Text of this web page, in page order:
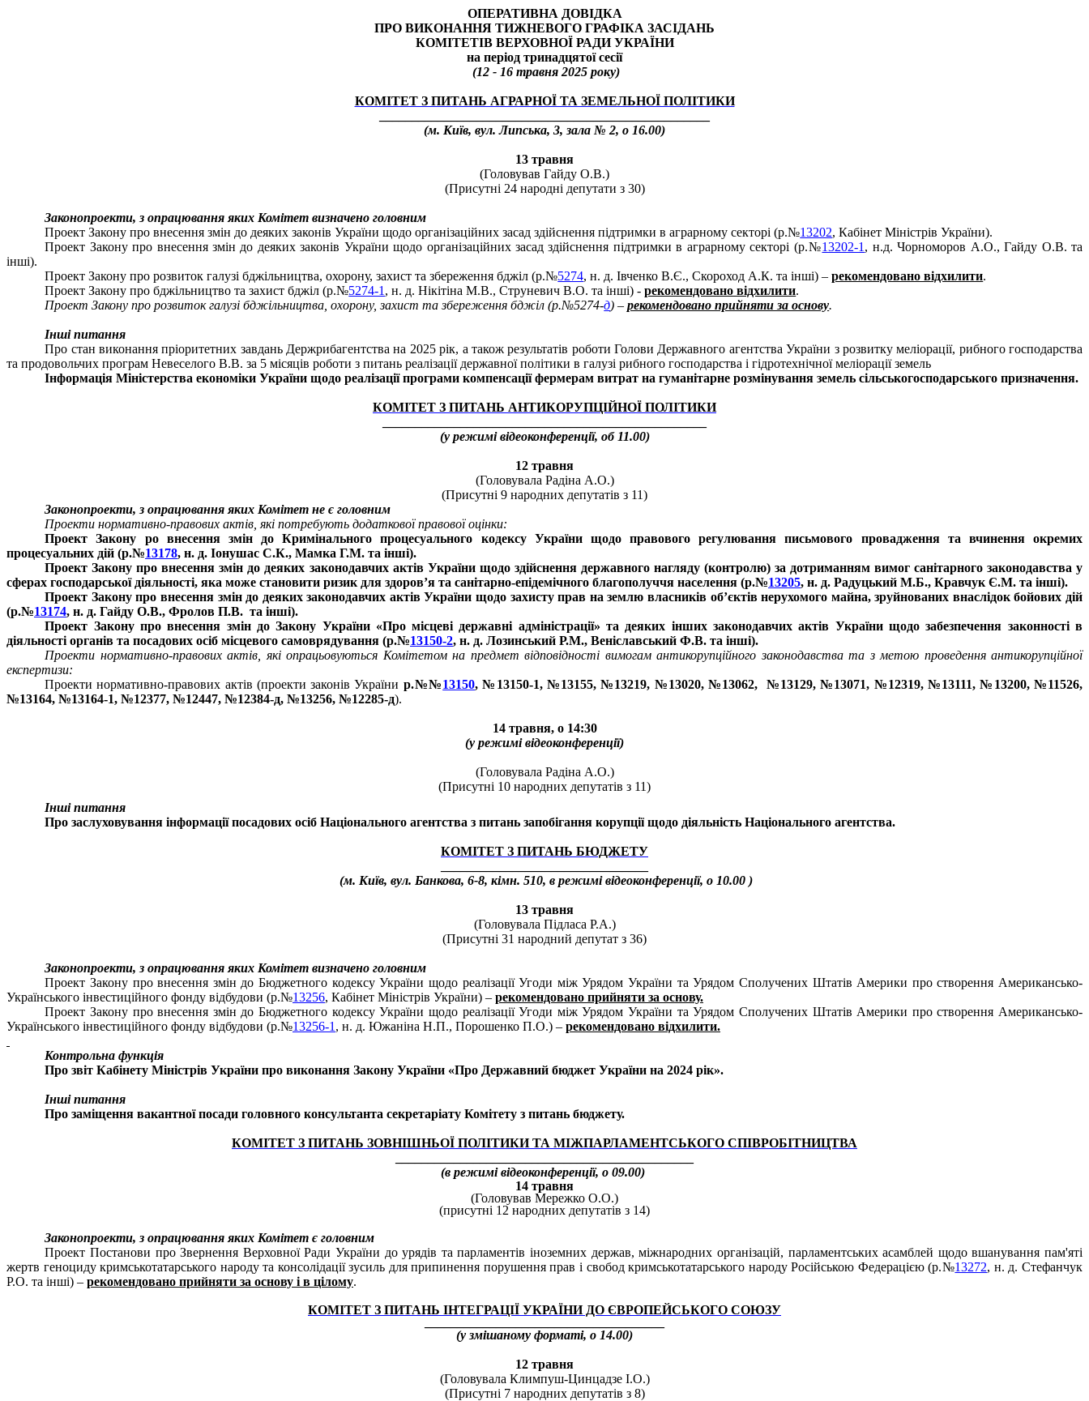
ОПЕРАТИВНА ДОВІДКА
ПРО ВИКОНАННЯ ТИЖНЕВОГО ГРАФІКА ЗАСІДАНЬ
КОМІТЕТІВ ВЕРХОВНОЇ РАДИ УКРАЇНИ
на період тринадцятої сесії
(12 - 16 травня 2025 року)
КОМІТЕТ З ПИТАНЬ АГРАРНОЇ ТА ЗЕМЕЛЬНОЇ ПОЛІТИКИ
(м. Київ, вул. Липська, 3, зала № 2, о 16.00)
13 травня
(Головував Гайду О.В.)
(Присутні 24 народні депутати з 30)
Законопроекти, з опрацювання яких Комітет визначено головним
Проект Закону про внесення змін до деяких законів України щодо організаційних засад здійснення підтримки в аграрному секторі (р.№13202, Кабінет Міністрів України).
Проект Закону про внесення змін до деяких законів України щодо організаційних засад здійснення підтримки в аграрному секторі (р.№13202-1 , н.д. Чорноморов А.О., Гайду О.В. та
інші).
Проект Закону про розвиток галузі бджільництва, охорону, захист та збереження бджіл (р.№5274, н. д. Івченко В.Є., Скороход А.К. та інші) –рекомендовано відхилити.
Проект Закону про бджільництво та захист бджіл (р.№5274-1 , н. д. Нікітіна М.В., Струневич В.О. та інші) -рекомендовано відхилити.
Проект Закону про розвиток галузі бджільництва, охорону, захист та збереження бджіл (р.№5274-д) –рекомендовано прийняти за основу.
Інші питання
Про стан виконання пріоритетних завдань Держрибагентства на 2025 рік, а також результатів роботи Голови Державного агентства України з розвитку меліорації, рибного господарства
та продовольчих програм Невеселого В.В. за 5 місяців роботи з питань реалізації державної політики в галузі рибного господарства і гідротехнічної меліорації земель
Інформація Міністерства економіки України щодо реалізації програми компенсації фермерам витрат на гуманітарне розмінування земель сільськогосподарського призначення.
КОМІТЕТ З ПИТАНЬ АНТИКОРУПЦІЙНОЇ ПОЛІТИКИ
(у режимі відеоконференції, об 11.00)
12 травня
(Головувала Радіна А.О.)
(Присутні 9 народних депутатів з 11)
Законопроекти, з опрацювання яких Комітет не є головним
Проекти нормативно-правових актів, які потребують додаткової правової оцінки:
Проект Закону ро внесення змін до Кримінального процесуального кодексу України щодо правового регулювання письмового провадження та вчинення окремих
процесуальних дій (р.№13178, н. д. Іонушас С.К., Мамка Г.М. та інші).
Проект Закону про внесення змін до деяких законодавчих актів України щодо здійснення державного нагляду (контролю) за дотриманням вимог санітарного законодавства у
сферах господарської діяльності, яка може становити ризик для здоров’я та санітарно-епідемічного благополуччя населення (р.№13205, н. д. Радуцький М.Б., Кравчук Є.М. та інші).
Проект Закону про внесення змін до деяких законодавчих актів України щодо захисту прав на землю власників об’єктів нерухомого майна, зруйнованих внаслідок бойових дій
(р.№13174, н. д. Гайду О.В., Фролов П.В. та інші).
Проект Закону про внесення змін до Закону України «Про місцеві державні адміністрації» та деяких інших законодавчих актів України щодо забезпечення законності в
діяльності органів та посадових осіб місцевого самоврядування (р.№13150-2, н. д. Лозинський Р.М., Веніславський Ф.В. та інші).
Проекти нормативно-правових актів, які опрацьовуються Комітетом на предмет відповідності вимогам антикорупційного законодавства та з метою проведення антикорупційної
експертизи:
Проекти нормативно-правових актів (проекти законів України р.№№13150, №13150-1, №13155, №13219, №13020, №13062,
№13129, №13071, №12319, №13111, №13200, №11526,
№13164, №13164-1, №12377, №12447, №12384-д, №13256, №12285-д).
14 травня, о 14:30
(у режимі відеоконференції)
(Головувала Радіна А.О.)
(Присутні 10 народних депутатів з 11)
Інші питання
Про заслуховування інформації посадових осібНаціонального агентства з питань запобігання корупції щодо діяльність Національного агентства.
КОМІТЕТ З ПИТАНЬ БЮДЖЕТУ
(м. Київ, вул. Банкова, 6-8, кімн. 510, в режимі відеоконференції, о 10.00 )
13 травня
(Головувала Підласа Р.А.)
(Присутні 31 народний депутат з 36)
Законопроекти, з опрацювання яких Комітет визначено головним
Проект Закону про внесення змін до Бюджетного кодексу України щодо реалізації Угоди між Урядом України та Урядом Сполучених Штатів Америки про створення Американсько-
Українського інвестиційного фонду відбудови (р.№13256, Кабінет Міністрів України) – рекомендовано прийняти за основу.
Проект Закону про внесення змін до Бюджетного кодексу України щодо реалізації Угоди між Урядом України та Урядом Сполучених Штатів Америки про створення Американсько-
Українського інвестиційного фонду відбудови (р.№13256-1 , н. д. Южаніна Н.П., Порошенко П.О.) – рекомендовано відхилити.
Контрольна функція
Про звіт Кабінету Міністрів України про виконання Закону України «Про Державний бюджет України на 2024 рік».
Інші питання
Про заміщення вакантної посади головного консультанта секретаріату Комітету з питань бюджету.
КОМІТЕТ З ПИТАНЬ ЗОВНІШНЬОЇ ПОЛІТИКИ ТА МІЖПАРЛАМЕНТСЬКОГО СПІВРОБІТНИЦТВА
(в режимі відеоконференції, о 09.00)
14 травня
(Головував Мережко О.О.)
(присутні 12 народних депутатів з 14)
Законопроекти, з опрацювання яких Комітет є головним
Проект Постанови про Звернення Верховної Ради України до урядів та парламентів іноземних держав, міжнародних організацій, парламентських асамблей щодо вшанування пам'яті
жертв геноциду кримськотатарського народу та консолідації зусиль для припинення порушення прав і свобод кримськотатарського народу Російською Федерацією (р.№13272, н. д. Стефанчук
Р.О. та інші) – рекомендовано прийняти за основу і в цілому.
КОМІТЕТ З ПИТАНЬ ІНТЕГРАЦІЇ УКРАЇНИ ДО ЄВРОПЕЙСЬКОГО СОЮЗУ
(у змішаному форматі, о 14.00)
12 травня
(Головувала Климпуш-Цинцадзе І.О.)
(Присутні 7народних депутатів з 8)